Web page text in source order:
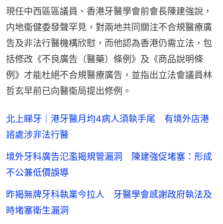
現任中西區區議員、香港牙醫學會前會長陳建強說，
内地衞健委發聲罕見，對兩地共同關注不合規醫療廣
告及非法行醫機構欣慰，而他認為香港仍需立法，包
括修改《不良廣告（醫藥）條例》及《商品說明條
例》才能杜絕不合規醫療廣告，並指出立法會議員林
哲玄早前已向醫衞局提出修例。
北上睇牙｜港牙醫月均4病人須執手尾 有境外店港
諮處涉非法行醫
境外牙科廣告氾濫揭規管漏洞 陳建強促堵塞：形成
不公兼低價誤導
昨揭無牌牙科執業今拉人 牙醫學會感謝政府執法及
時堵塞衛生漏洞